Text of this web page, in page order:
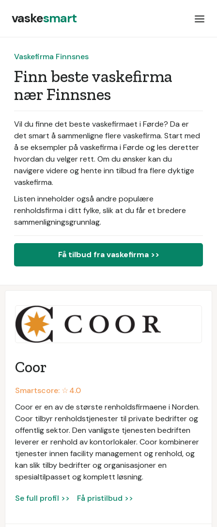
vaskesmart
Vaskefirma Finnsnes
Finn beste vaskefirma
nær Finnsnes
Vil du finne det beste vaskefirmaet i Førde? Da er
det smart å sammenligne flere vaskefirma. Start med
å se eksempler på vaskefirma i Førde og les deretter
hvordan du velger rett. Om du ønsker kan du
navigere videre og hente inn tilbud fra flere dyktige
vaskefirma.
Listen inneholder også andre populære
renholdsfirma i ditt fylke, slik at du får et bredere
sammenligningsgrunnlag.
Få tilbud fra vaskefirma >>
Coor
Smartscore: ☆4.0
Coor er en av de største renholdsfirmaene i Norden.
Coor tilbyr renholdstjenester til private bedrifter og
offentlig sektor. Den vanligste tjenesten bedriften
leverer er renhold av kontorlokaler. Coor kombinerer
tjenester innen facility management og renhold, og
kan slik tilby bedrifter og organisasjoner en
spesialtilpasset og komplett løsning.
Se full profil >> Få pristilbud >>